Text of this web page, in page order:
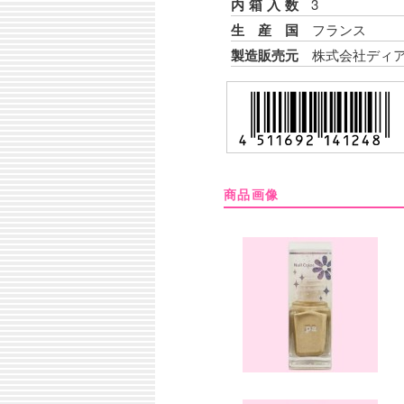
内箱入数
生産国 フランス
製造販売元株式会社ディ
商品画像